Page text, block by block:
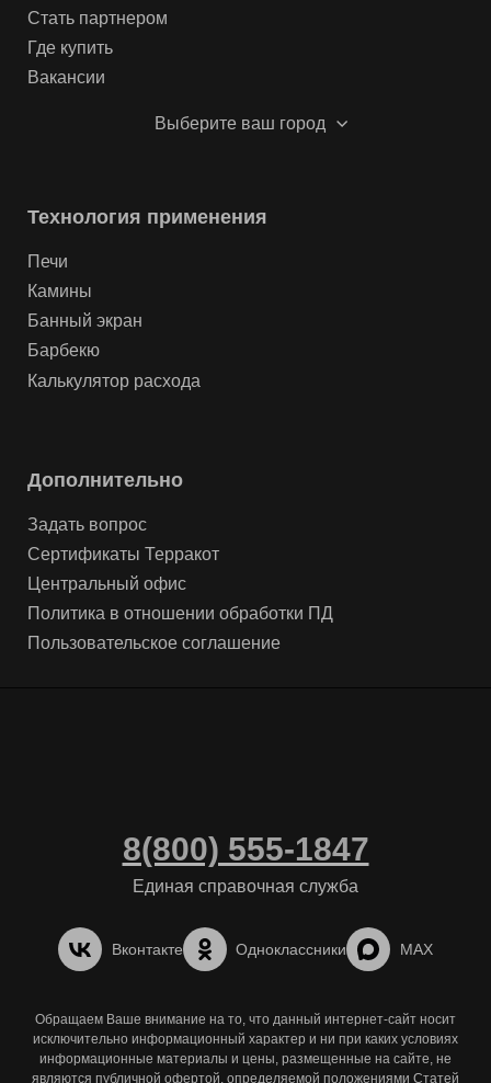
Стать партнером
Где купить
Вакансии
Выберите ваш город
Технология применения
Печи
Камины
Банный экран
Барбекю
Калькулятор расхода
Дополнительно
Задать вопрос
Сертификаты Терракот
Центральный офис
Политика в отношении обработки ПД
Пользовательское соглашение
8(800) 555-1847
Единая справочная служба
Вконтакте Одноклассники MAX
Обращаем Ваше внимание на то, что данный интернет-сайт носит
исключительно информационный характер и ни при каких условиях
информационные материалы и цены, размещенные на сайте, не
являются публичной офертой, определяемой положениями Статей